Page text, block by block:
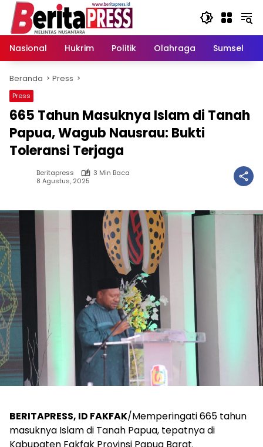
Langsung
konten
Nasional
Hukrim Politik Olahraga Sumsel
Beranda Press
Press
665 Tahun Masuknya Islam di Tanah
Papua, Wagub Nausrau: Bukti
Toleransi Terjaga
Beritapress
3 Min Baca
8 Agustus, 2025
BERITAPRESS, ID FAKFAK/Memperingati 665 tahun
masuknya Islam di Tanah Papua, tepatnya di
Kabupaten Fakfak Provinsi Papua Barat.